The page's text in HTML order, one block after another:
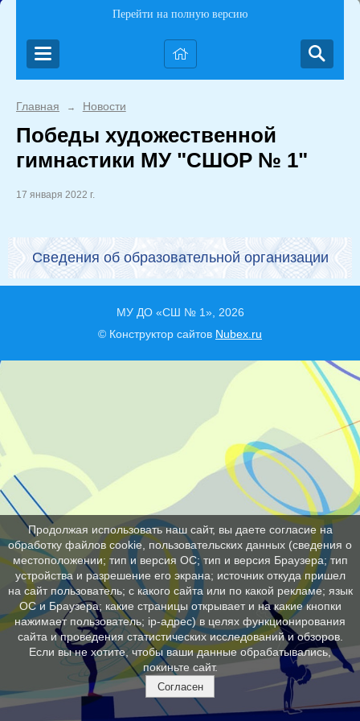
Перейти на полную версию
Главная → Новости
Победы художественной
гимнастики МУ "СШОР № 1"
17 января 2022 г.
Сведения об образовательной организации
МУ ДО «СШ № 1», 2026
© Конструктор сайтов Nubex.ru
Продолжая использовать наш сайт, вы даете согласие на
обработку файлов cookie, пользовательских данных (сведения о
местоположении; тип и версия ОС; тип и версия Браузера; тип
устройства и разрешение его экрана; источник откуда пришел
на сайт пользователь; с какого сайта или по какой рекламе; язык
ОС и Браузера; какие страницы открывает и на какие кнопки
нажимает пользователь; ip-адрес) в целях функционирования
сайта и проведения статистических исследований и обзоров.
Если вы не хотите, чтобы ваши данные обрабатывались,
покиньте сайт.
Согласен